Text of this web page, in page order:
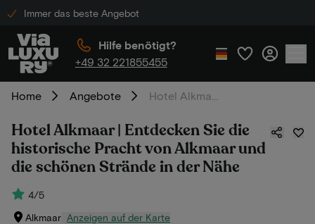
Immer das beste Angebot
Hilfe benötigt?
+49 32 221855455
Home Angebote
Hotel Alkmaar | Entdecken Sie die
historische Pracht von Alkmaar und
die schönen Strände in der Nähe
4/5
Alkmaar Anzeigen auf der Karte